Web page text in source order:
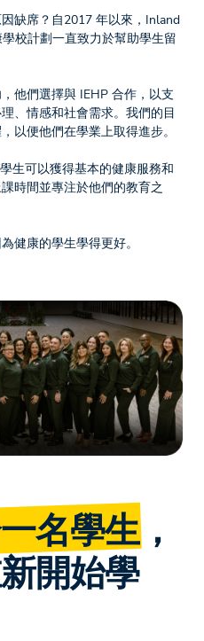
缺席？自2017 年以來，Inland
校計劃一直致力於幫助學生留
他們選擇與 IEHP 合作，以支
、情感和社會需求。我們的目
以便他們在學業上取得進步。
生可以獲得基本的健康服務和
時間並專注於他們的教育之
健康的學生學得更好。
名學生，
開始學